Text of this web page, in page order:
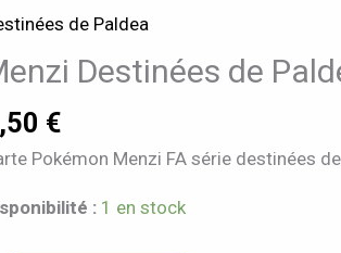
de Paldea
Destinées de
€
Pokémon Menzi FA série destinées
: 1 en stock
091